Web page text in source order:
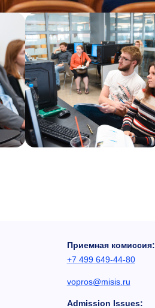
Приемная комиссия:
+7 499 649-44-80
vopros@misis.ru
Admission Issues: